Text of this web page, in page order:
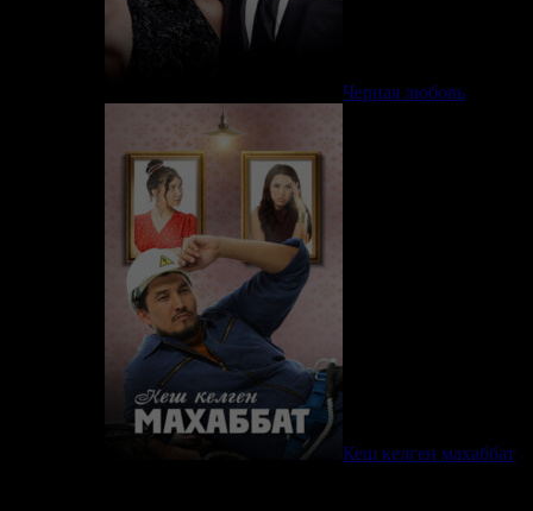
Черная любовь
Кеш келген махаббат